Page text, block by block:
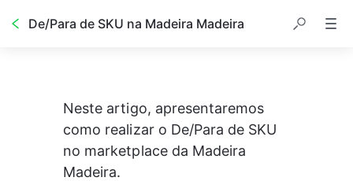
De/Para de SKU na Madeira Madeira
Neste artigo, apresentaremos
como realizar o De/Para de SKU
no marketplace da Madeira
Madeira.